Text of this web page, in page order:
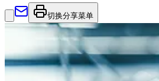
切换分享菜单